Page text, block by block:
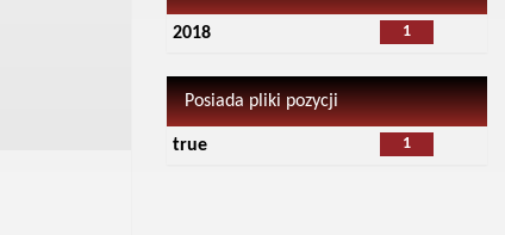
1
2018
Posiada pliki pozycji
1
true